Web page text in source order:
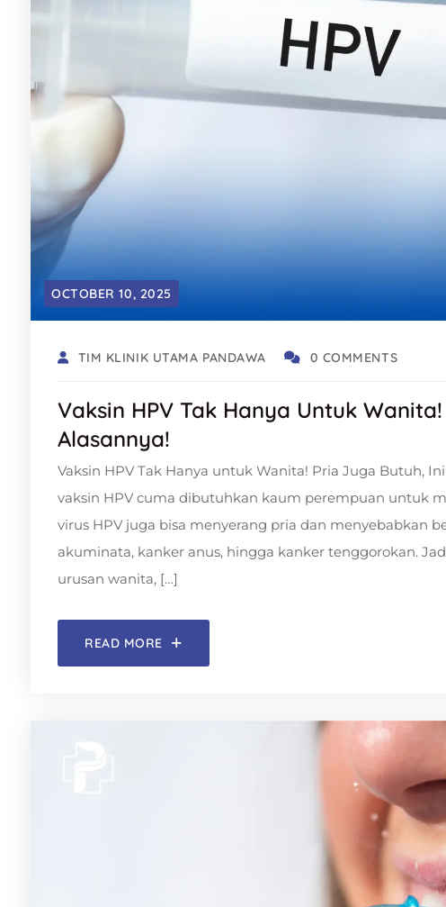
OCTOBER 10, 2025
TIM KLINIK UTAMA PANDAWA 0 COMMENTS
Vaksin HPV Tak Hanya Untuk
Alasannya!
Vaksin HPV Tak Hanya untuk Wanita! Pria Juga Butuh,
vaksin HPV cuma dibutuhkan kaum perempuan untuk
virus HPV juga bisa menyerang pria dan menyebabkan
akuminata, kanker anus, hingga kanker tenggorokan.
urusan wanita, […]
READ MORE